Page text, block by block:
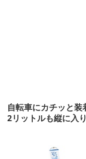
自転車にカチッと装
2リットルも縦に入